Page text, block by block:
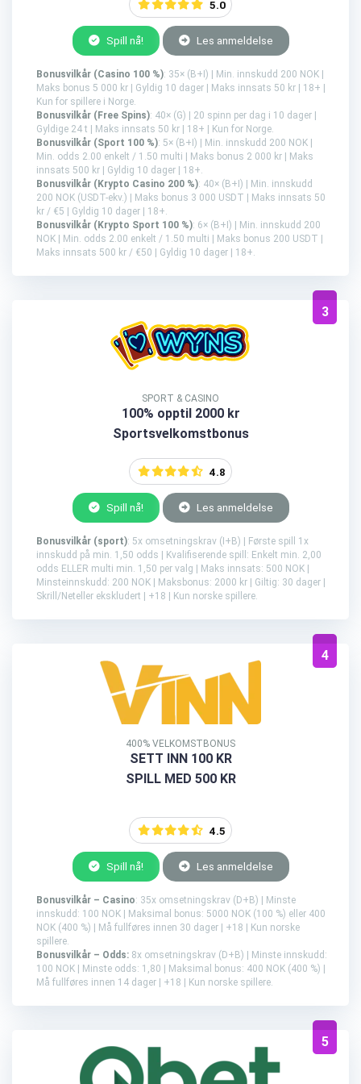
5.0
Spill nå! Les anmeldelse
Bonusvilkår (Casino 100 %): 35× (B+I) | Min. innskudd 200 NOK |
Maks bonus 5 000 kr | Gyldig 10 dager | Maks innsats 50 kr | 18+ |
Kun for spillere i Norge.
Bonusvilkår (Free Spins): 40× (G) | 20 spinn per dag i 10 dager |
Gyldige 24 t | Maks innsats 50 kr | 18+ | Kun for Norge.
Bonusvilkår (Sport 100 %): 5× (B+I) | Min. innskudd 200 NOK |
Min. odds 2.00 enkelt / 1.50 multi | Maks bonus 2 000 kr | Maks
innsats 500 kr | Gyldig 10 dager | 18+.
Bonusvilkår (Krypto Casino 200 %): 40× (B+I) | Min. innskudd
200 NOK (USDT-ekv.) | Maks bonus 3 000 USDT | Maks innsats 50
kr / €5 | Gyldig 10 dager | 18+.
Bonusvilkår (Krypto Sport 100 %): 6× (B+I) | Min. innskudd 200
NOK | Min. odds 2.00 enkelt / 1.50 multi | Maks bonus 200 USDT |
Maks innsats 500 kr / €50 | Gyldig 10 dager | 18+.
3
SPORT & CASINO
100% opptil 2000 kr
Sportsvelkomstbonus
4.8
Spill nå! Les anmeldelse
Bonusvilkår (sport): 5x omsetningskrav (I+B) | Første spill 1x
innskudd på min. 1,50 odds | Kvalifiserende spill: Enkelt min. 2,00
odds ELLER multi min. 1,50 per valg | Maks innsats: 500 NOK |
Minsteinnskudd: 200 NOK | Maksbonus: 2000 kr | Giltig: 30 dager |
Skrill/Neteller ekskludert | +18 | Kun norske spillere.
4
400% VELKOMSTBONUS
SETT INN 100 KR
SPILL MED 500 KR
4.5
Spill nå! Les anmeldelse
Bonusvilkår – Casino: 35x omsetningskrav (D+B) | Minste
innskudd: 100 NOK | Maksimal bonus: 5000 NOK (100 %) eller 400
NOK (400 %) | Må fullføres innen 30 dager | +18 | Kun norske
spillere.
Bonusvilkår – Odds: 8x omsetningskrav (D+B) | Minste innskudd:
100 NOK | Minste odds: 1,80 | Maksimal bonus: 400 NOK (400 %) |
Må fullføres innen 14 dager | +18 | Kun norske spillere.
5